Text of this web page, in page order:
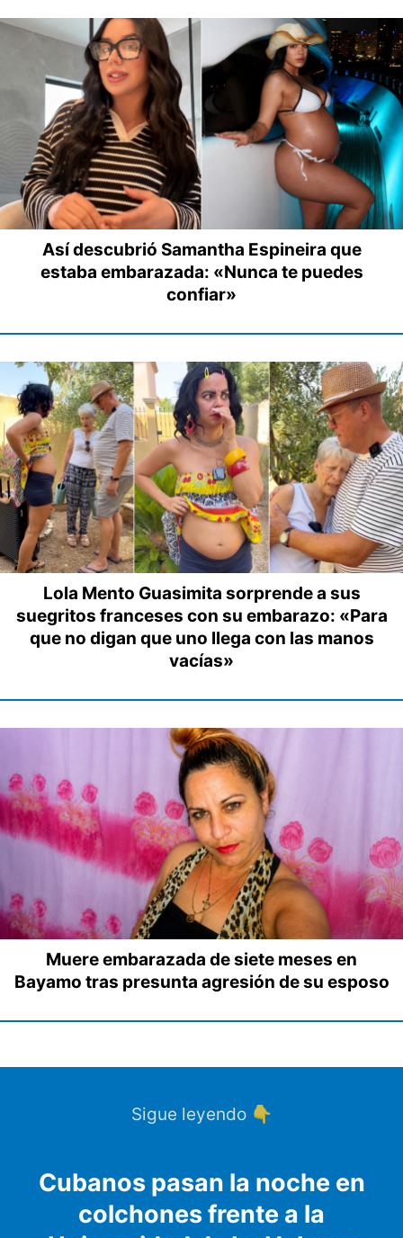
Así descubrió Samantha Espineira que
estaba embarazada: «Nunca te puedes
confiar»
Lola Mento Guasimita sorprende a sus
suegritos franceses con su embarazo: «Para
que no digan que uno llega con las manos
vacías»
Muere embarazada de siete meses en
Bayamo tras presunta agresión de su esposo
Sigue leyendo 👇